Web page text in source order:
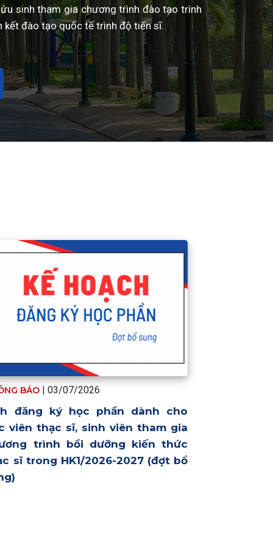
sinh tham gia chương trình đào tạo trình
đào tạo quốc tế trình độ tiến sĩ.
BÁO | 03/07/2026
đăng ký học phần dành cho
viên thạc sĩ, sinh viên tham gia
trình bồi dưỡng kiến thức
sĩ trong HK1/2026-2027 (đợt bổ